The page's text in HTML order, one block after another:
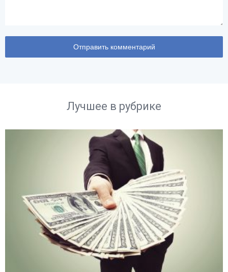
Лучшее в рубрике